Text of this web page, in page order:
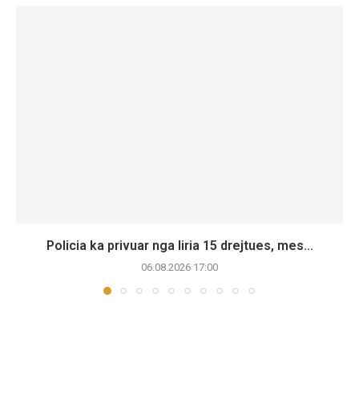
Policia ka privuar nga liria 15 drejtues, mes...
06.08.2026 17:00